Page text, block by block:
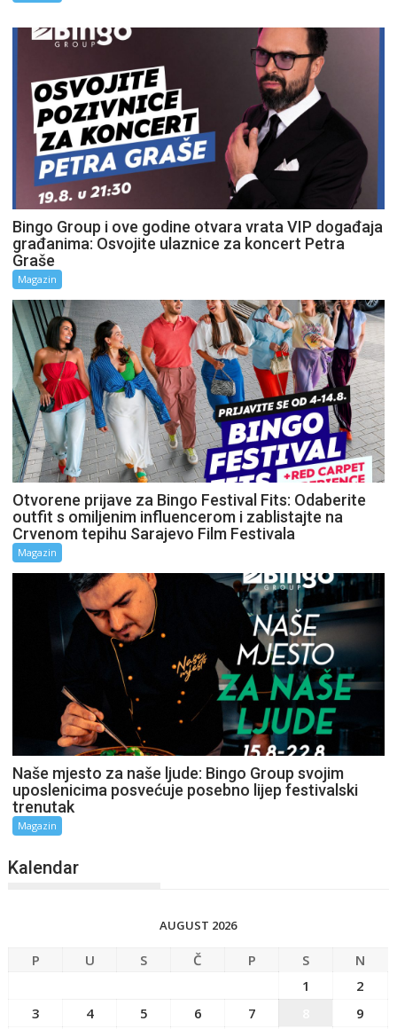
Bingo Group i ove godine otvara vrata VIP događaja
građanima: Osvojite ulaznice za koncert Petra
Graše
Magazin
Otvorene prijave za Bingo Festival Fits: Odaberite
outfit s omiljenim influencerom i zablistajte na
Crvenom tepihu Sarajevo Film Festivala
Magazin
Naše mjesto za naše ljude: Bingo Group svojim
uposlenicima posvećuje posebno lijep festivalski
trenutak
Magazin
Kalendar
AUGUST 2026
P U S Č P S
N
1
2
3
4 5 6 7
9